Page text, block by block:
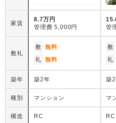
家賃
8.7万円
管理費 5,000円
管
敷礼
敷 無料
礼 無料
敷
礼
築年 築2年 築
種別 マンション マ
構造 RC RC